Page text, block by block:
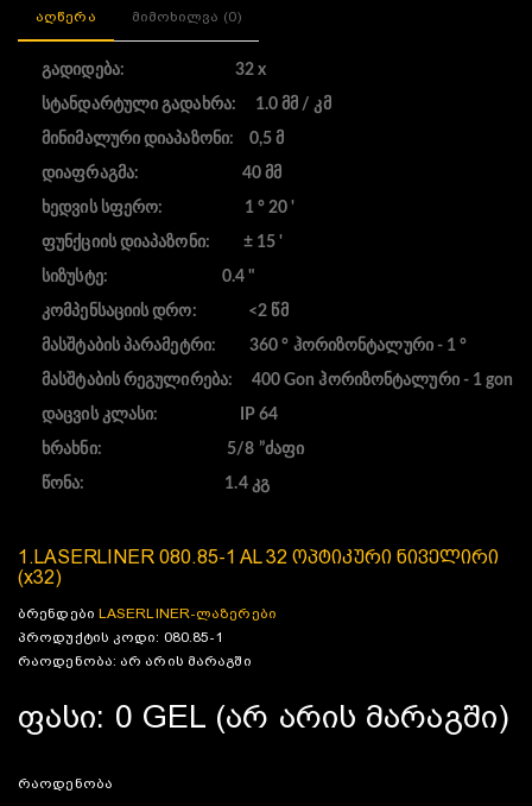
აღწერა მიმოხილვა (0)
გადიდება: 32 x
სტანდარტული გადახრა: 1.0 მმ / კმ
მინიმალური დიაპაზონი: 0,5 მ
დიაფრაგმა: 40 მმ
ხედვის სფერო: 1 ° 20 '
ფუნქციის დიაპაზონი: ± 15 '
სიზუსტე: 0.4 "
კომპენსაციის დრო: <2 წმ
მასშტაბის პარამეტრი: 360 ° ჰორიზონტალური - 1 °
მასშტაბის რეგულირება: 400 Gon ჰორიზონტალური - 1 gon
დაცვის კლასი: IP 64
ხრახნი: 5/8 ”ძაფი
წონა: 1.4 კგ
1.LASERLINER 080.85-1 AL 32 ოპტიკური ნიველირი
(x32)
ბრენდები LASERLINER-ლაზერები
პროდუქტის კოდი: 080.85-1
რაოდენობა: არ არის მარაგში
ფასი: 0 GEL (არ არის მარაგში)
რაოდენობა